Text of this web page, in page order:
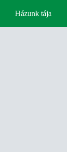
Házunk tája